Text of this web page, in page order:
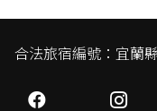
合法旅宿編號：宜蘭